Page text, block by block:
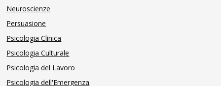
Neuroscienze
Persuasione
Psicologia Clinica
Psicologia Culturale
Psicologia del Lavoro
Psicologia dell'Emergenza